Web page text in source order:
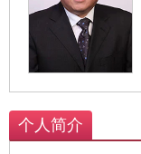
个人简介